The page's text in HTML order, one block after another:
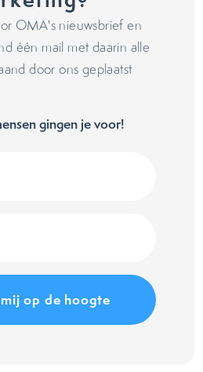
OMA's nieuwsbrief en
één mail met daarin alle
door ons geplaatst
gingen je voor!